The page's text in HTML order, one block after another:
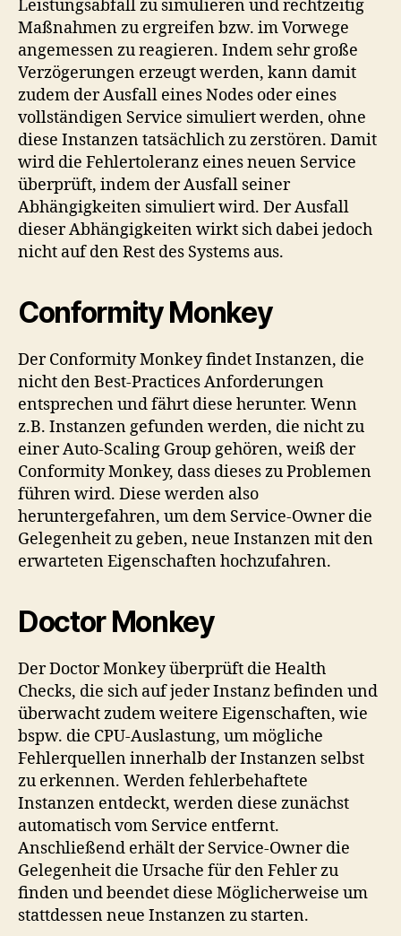
Leistungsabfall zu simulieren und rechtzeitig
Maßnahmen zu ergreifen bzw. im Vorwege
angemessen zu reagieren. Indem sehr große
Verzögerungen erzeugt werden, kann damit
zudem der Ausfall eines Nodes oder eines
vollständigen Service simuliert werden, ohne
diese Instanzen tatsächlich zu zerstören. Damit
wird die Fehlertoleranz eines neuen Service
überprüft, indem der Ausfall seiner
Abhängigkeiten simuliert wird. Der Ausfall
dieser Abhängigkeiten wirkt sich dabei jedoch
nicht auf den Rest des Systems aus.
Conformity Monkey
Der Conformity Monkey findet Instanzen, die
nicht den Best-Practices Anforderungen
entsprechen und fährt diese herunter. Wenn
z.B. Instanzen gefunden werden, die nicht zu
einer Auto-Scaling Group gehören, weiß der
Conformity Monkey, dass dieses zu Problemen
führen wird. Diese werden also
heruntergefahren, um dem Service-Owner die
Gelegenheit zu geben, neue Instanzen mit den
erwarteten Eigenschaften hochzufahren.
Doctor Monkey
Der Doctor Monkey überprüft die Health
Checks, die sich auf jeder Instanz befinden und
überwacht zudem weitere Eigenschaften, wie
bspw. die CPU-Auslastung, um mögliche
Fehlerquellen innerhalb der Instanzen selbst
zu erkennen. Werden fehlerbehaftete
Instanzen entdeckt, werden diese zunächst
automatisch vom Service entfernt.
Anschließend erhält der Service-Owner die
Gelegenheit die Ursache für den Fehler zu
finden und beendet diese Möglicherweise um
stattdessen neue Instanzen zu starten.